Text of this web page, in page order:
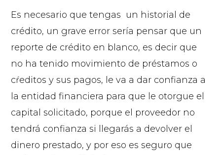
Es necesario que tengas un historial de
crédito, un grave error sería pensar que un
reporte de crédito en blanco, es decir que
no ha tenido movimiento de préstamos o
cŕeditos y sus pagos, le va a dar confianza a
la entidad financiera para que le otorgue el
capital solicitado, porque el proveedor no
tendrá confianza si llegarás a devolver el
dinero prestado, y por eso es seguro que